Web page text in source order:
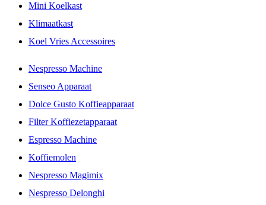
Mini Koelkast
Klimaatkast
Koel Vries Accessoires
Nespresso Machine
Senseo Apparaat
Dolce Gusto Koffieapparaat
Filter Koffiezetapparaat
Espresso Machine
Koffiemolen
Nespresso Magimix
Nespresso Delonghi